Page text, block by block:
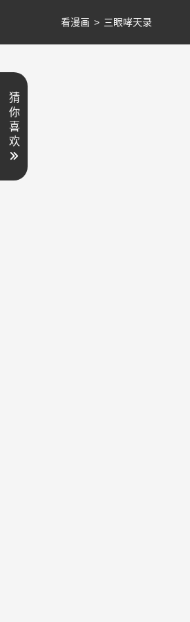
看漫画 > 三眼哮天录
猜
你
喜
欢